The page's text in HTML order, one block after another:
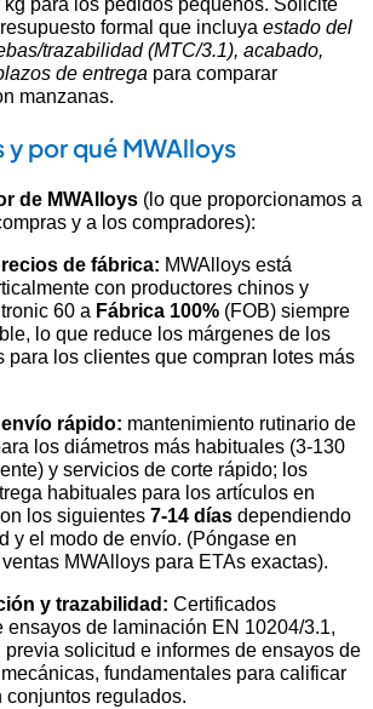
formal que incluya estado del
trazabilidad (MTC/3.1), acabado,
de entrega para comparar
manzanas.
por qué MWAlloys
de MWAlloys (lo que proporcionamos a
y a los compradores):
de fábrica: MWAlloys está
con productores chinos y
60 a Fábrica 100% (FOB) siempre
lo que reduce los márgenes de los
para los clientes que compran lotes más
rápido: mantenimiento rutinario de
los diámetros más habituales (3-130
y servicios de corte rápido; los
habituales para los artículos en
los siguientes 7-14 días dependiendo
y el modo de envío. (Póngase en
MWAlloys para ETAs exactas).
y trazabilidad: Certificados
ensayos de laminación EN 10204/3.1,
previa solicitud e informes de ensayos de
fundamentales para calificar
conjuntos regulados.